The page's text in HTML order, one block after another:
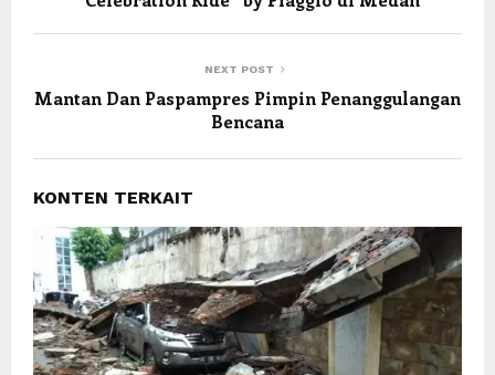
NEXT POST
Mantan Dan Paspampres Pimpin Penanggulangan
Bencana
KONTEN TERKAIT